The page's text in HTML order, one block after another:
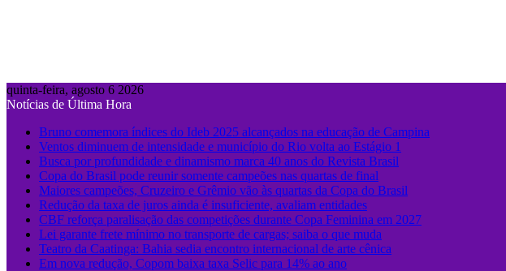
quinta-feira, agosto 6 2026
Notícias de Última Hora
Bruno comemora índices do Ideb 2025 alcançados na educação de Campina
Ventos diminuem de intensidade e município do Rio volta ao Estágio 1
Busca por profundidade e dinamismo marca 40 anos do Revista Brasil
Copa do Brasil pode reunir somente campeões nas quartas de final
Maiores campeões, Cruzeiro e Grêmio vão às quartas da Copa do Brasil
Redução da taxa de juros ainda é insuficiente, avaliam entidades
CBF reforça paralisação das competições durante Copa Feminina em 2027
Lei garante frete mínimo no transporte de cargas; saiba o que muda
Teatro da Caatinga: Bahia sedia encontro internacional de arte cênica
Em nova redução, Copom baixa taxa Selic para 14% ao ano